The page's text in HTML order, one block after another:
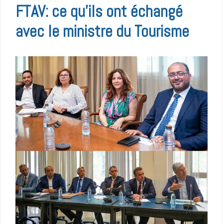
FTAV: ce qu’ils ont échangé
avec le ministre du Tourisme